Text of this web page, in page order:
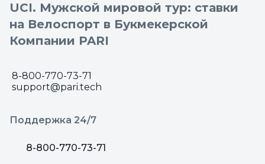
UCI. Мужской мировой тур: ставки
на Велоспорт в Букмекерской
Компании PARI
8-800-770-73-71
support@pari.tech
Поддержка 24/7
8-800-770-73-71